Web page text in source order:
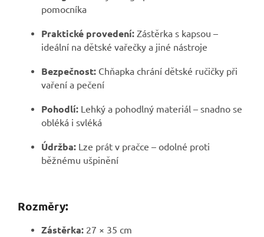
pomocníka
Praktické provedení: Zástěrka s kapsou –
ideální na dětské vařečky a jiné nástroje
Bezpečnost: Chňapka chrání dětské ručičky při
vaření a pečení
Pohodlí: Lehký a pohodlný materiál – snadno se
obléká i svléká
Údržba: Lze prát v pračce – odolné proti
běžnému ušpinění
Rozměry:
Zástěrka: 27 × 35 cm